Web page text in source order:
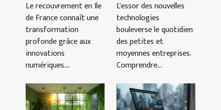
recouvrement
en Ile de France
?
Le recouvrement en Ile
de France connaît une
transformation
profonde grâce aux
innovations
numériques....
elles les petites
et moyennes
entreprises ?
L'essor des nouvelles
technologies
bouleverse le quotidien
des petites et
moyennes entreprises.
Comprendre...